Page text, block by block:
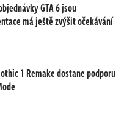
GTA 6 jsou
má ještě zvýšit očekávání
1 Remake dostane podporu